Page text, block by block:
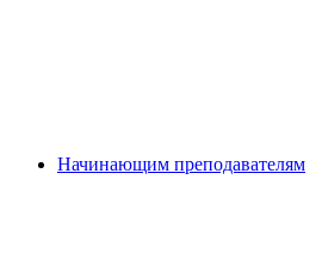
Начинающим преподавателям